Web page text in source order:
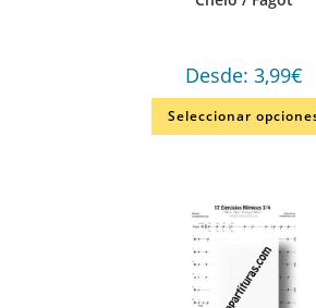
Desde: 3,99€
Seleccionar